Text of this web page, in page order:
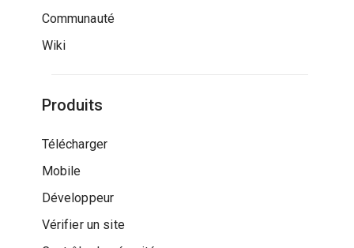
Communauté
Wiki
Produits
Télécharger
Mobile
Développeur
Vérifier un site